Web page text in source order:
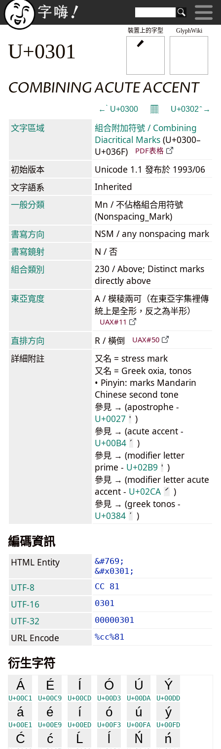
GlyphWiki
裝置上的字型
U+0301
COMBINING ACUTE ACCENT
← ̀ U+0300 𝄜 U+0302 ̂ →
文字區域
組合附加符號 / Combining
Diacritical Marks (U+0300–
U+036F)
PDF表格
初始版本
Unicode 1.1 發布於 1993/06
文字語系
Inherited
一般分類
Mn / 不佔格組合用符號
(Nonspacing_Mark)
書寫方向
NSM / any nonspacing mark
書寫鏡射
N / 否
組合類別
230 / Above; Distinct marks
directly above
東亞寬度
A / 模稜兩可（在東亞字集裡傳
統上是全形，反之為半形）
UAX#11
直排方向 R / 橫倒 UAX#50
詳細附註
又名 = stress mark
又名 = Greek oxia, tonos
• Pinyin: marks Mandarin
Chinese second tone
參見 → (apostrophe -
U+0027 ' )
參見 → (acute accent -
U+00B4 ´
)
參見 → (modifier letter
prime - U+02B9 ʹ )
參見 → (modifier letter acute
accent - U+02CA ˊ
)
參見 → (greek tonos -
U+0384 ΄ )
編碼資訊
HTML Entity
&#769;
&#x0301;
UTF-8 CC 81
UTF-16 0301
UTF-32 00000301
URL Encode %cc%81
衍生字符
Á
U+00C1
É
U+00C9
Í
U+00CD
Ó
U+00D3
Ú
U+00DA
Ý
U+00DD
á
U+00E1
é
U+00E9
í
U+00ED
ó
U+00F3
ú
U+00FA
ý
U+00FD
Ć ć Ĺ ĺ Ń ń